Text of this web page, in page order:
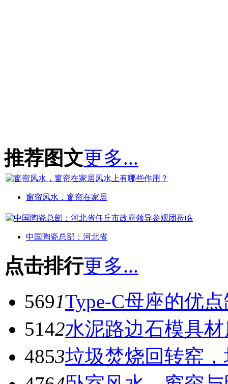
推荐图文更多...
窗帘风水，窗帘在家居
中国陶瓷总部：河北省
点击排行更多...
5691Type-C母座的优
5142水泥路边石模具
4853垃圾焚烧回转窑